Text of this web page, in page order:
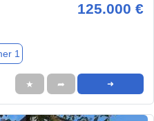
125.000 €
1
★ ➦ ➜